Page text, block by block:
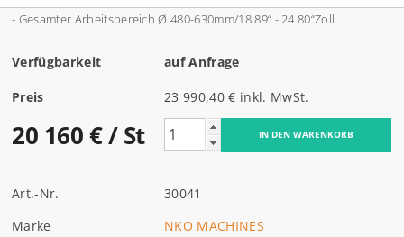
- Gesamter Arbeitsbereich Ø480-630mm/18.89“ - 24.80“Zoll
Verfügbarkeit auf Anfrage
Preis 23 990,40 € inkl. MwSt.
20 160 €/ St
Art.-Nr.
30041
Marke
NKO MACHINES